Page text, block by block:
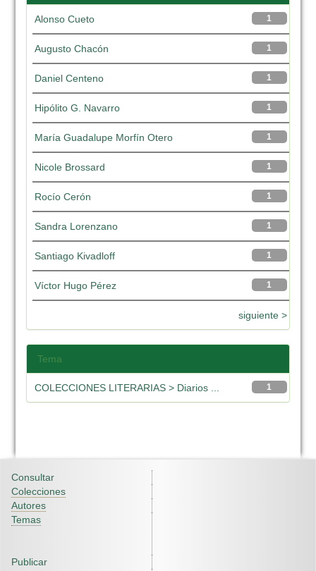
1
Alonso Cueto
1
Augusto Chacón
1
Daniel Centeno
1
Hipólito G. Navarro
1
María Guadalupe Morfín Otero
1
Nicole Brossard
1
Rocío Cerón
1
Sandra Lorenzano
1
Santiago Kivadloff
1
Víctor Hugo Pérez
siguiente >
Tema
1
COLECCIONES LITERARIAS > Diarios ...
Consultar
Colecciones
Autores
Temas
Publicar